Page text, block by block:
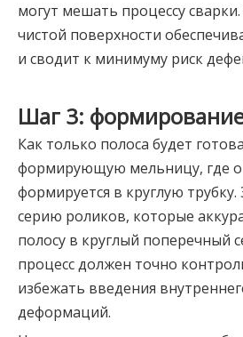
могут мешать процессу
чистой поверхности
и сводит к минимуму риск
Шаг 3:
Как только полоса будет
формирующую мельницу, где
формируется в круглую трубку.
серию роликов, которые
полосу в круглый поперечный
процесс должен точно
избежать введения
деформаций.